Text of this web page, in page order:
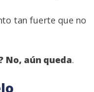
tan fuerte que no
No, aún queda.